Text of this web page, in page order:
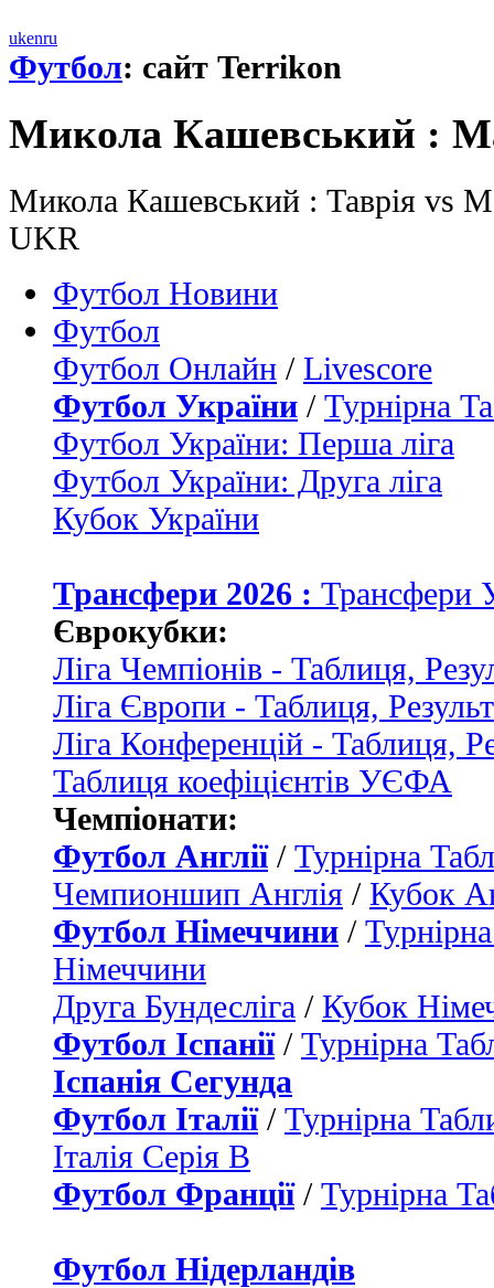
ukenru
Футбол: сайт Terrikon
Микола Кашевський :
Микола Кашевський : Таврія vs
UKR
Футбол Новини
Футбол
Футбол Онлайн / Livescore
Футбол України / Турнірна
Футбол України: Перша ліга
Футбол України: Друга ліга
Кубок України
Трансфери 2026 : Трансфери
Єврокубки:
Ліга Чемпіонів - Таблиця,
Ліга Європи - Таблиця,
Ліга Конференцій - Таблиця,
Таблиця коефіцієнтів УЄФА
Чемпіонати:
Футбол Англії/ Турнірна
Чемпионшип Англія / Кубок
Футбол Німеччини /
Німеччини
Друга Бундесліга / Кубок
Футбол Іспанії/ Турнірна
Іспанія Сегунда
Футбол Італії/ Турнірна
Італія Серія B
Футбол Франції/ Турнірна
Футбол Нідерландiв